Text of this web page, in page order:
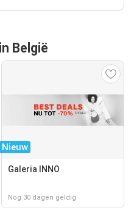
België
Nieuw
Galeria INNO
Nog 30 dagen geldig